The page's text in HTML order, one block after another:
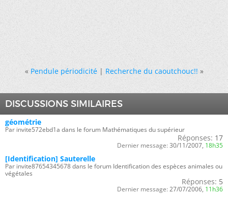
« Pendule périodicité|Recherche du caoutchouc!! »
DISCUSSIONS SIMILAIRES
géométrie
Par invite572ebd1a dans le forum Mathématiques du supérieur
Réponses: 17
Dernier message: 30/11/2007, 18h35
[Identification] Sauterelle
Par invite87654345678 dans le forum Identification des espèces animales ou
végétales
Réponses: 5
Dernier message: 27/07/2006, 11h36